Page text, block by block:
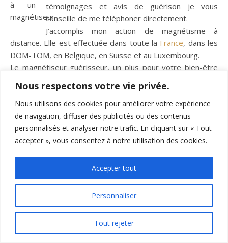
Nous respectons votre vie privée.
Nous utilisons des cookies pour améliorer votre expérience
de navigation, diffuser des publicités ou des contenus
personnalisés et analyser notre trafic. En cliquant sur « Tout
accepter », vous consentez à notre utilisation des cookies.
Personnaliser
Tout rejeter
Accepter tout
témoignages et avis de guérison je vous
conseille de me téléphoner directement.
J’accomplis mon action de magnétisme à
distance. Elle est effectuée dans toute la France, dans les
DOM-TOM, en Belgique, en Suisse et au Luxembourg.
Le magnétiseur guérisseur, un plus pour votre bien-être
important de ne jamais interrompre votre traitement
médical en raison de l’ajout de séances de magnétisme.
Joindre Bertrand magnétiseur à distance par
mail
Formulaire
Nom et prénom*
📞